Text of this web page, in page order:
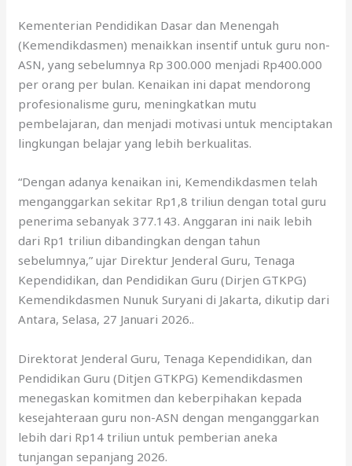
Kementerian Pendidikan Dasar dan Menengah
(Kemendikdasmen) menaikkan insentif untuk guru non-
ASN, yang sebelumnya Rp 300.000 menjadi Rp400.000
per orang per bulan. Kenaikan ini dapat mendorong
profesionalisme guru, meningkatkan mutu
pembelajaran, dan menjadi motivasi untuk menciptakan
lingkungan belajar yang lebih berkualitas.
“Dengan adanya kenaikan ini, Kemendikdasmen telah
menganggarkan sekitar Rp1,8 triliun dengan total guru
penerima sebanyak 377.143. Anggaran ini naik lebih
dari Rp1 triliun dibandingkan dengan tahun
sebelumnya,” ujar Direktur Jenderal Guru, Tenaga
Kependidikan, dan Pendidikan Guru (Dirjen GTKPG)
Kemendikdasmen Nunuk Suryani di Jakarta, dikutip dari
Antara, Selasa, 27 Januari 2026..
Direktorat Jenderal Guru, Tenaga Kependidikan, dan
Pendidikan Guru (Ditjen GTKPG) Kemendikdasmen
menegaskan komitmen dan keberpihakan kepada
kesejahteraan guru non-ASN dengan menganggarkan
lebih dari Rp14 triliun untuk pemberian aneka
tunjangan sepanjang 2026.